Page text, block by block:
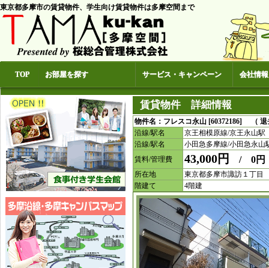
東京都多摩市の賃貸物件、学生向け賃貸物件は多摩空間まで
TOP お部屋を探す サービス・キャンペーン 会社情報
賃貸物件 詳細情報
物件名：フレスコ永山 [60372186] （ 退
沿線/駅名
京王相模原線/京王永山駅
沿線/駅名
小田急多摩線/小田急永山
賃料/管理費
43,000円 / 0円
所在地
東京都多摩市諏訪１丁目
階建て
4階建